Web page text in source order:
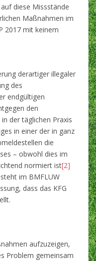
diese Missstände
Maßnahmen im
2017 mit keinem
derartiger illegaler
des
endgültigen
den
der täglichen Praxis
in einer der in ganz
die
– obwohl dies im
normiert ist[2]
im BMFLUW
dass das KFG
aufzuzeigen,
Problem gemeinsam